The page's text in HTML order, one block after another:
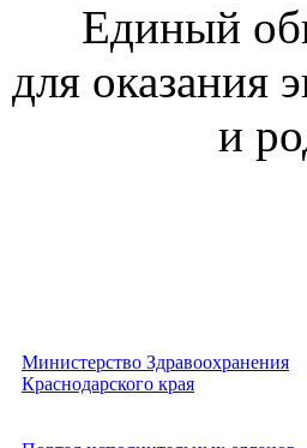
Единый
для оказания
и
Министерство Здравоохранения
Краснодарского края